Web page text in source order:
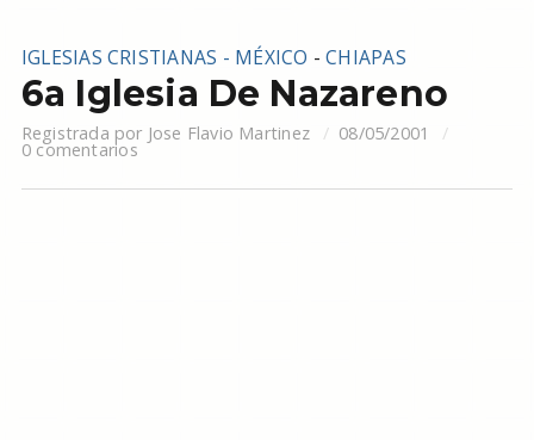
IGLESIAS CRISTIANAS - MÉXICO -CHIAPAS
6a Iglesia De Nazareno
Registrada por Jose Flavio Martinez 08/05/2001
0 comentarios